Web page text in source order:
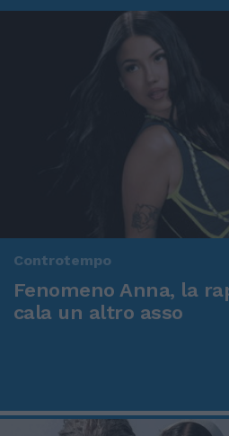
Controtempo
Fenomeno Anna, la
cala un altro asso